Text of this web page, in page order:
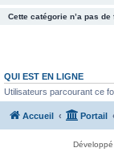
Cette catégorie n’a pas de
QUI EST EN LIGNE
Utilisateurs parcourant ce
Accueil Portail